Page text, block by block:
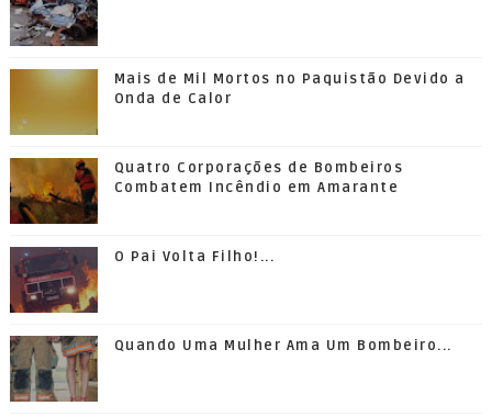
Mais de Mil Mortos no Paquistão Devido a
Onda de Calor
Quatro Corporações de Bombeiros
Combatem Incêndio em Amarante
O Pai Volta Filho!...
Quando Uma Mulher Ama Um Bombeiro...